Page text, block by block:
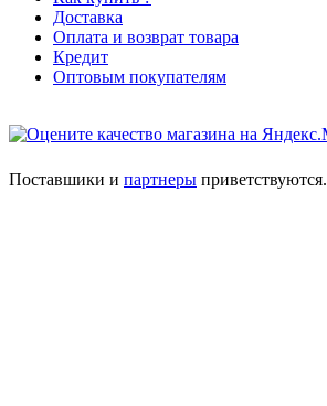
Доставка
Оплата и возврат товара
Кредит
Оптовым покупателям
Поставшики и партнеры приветствуются.